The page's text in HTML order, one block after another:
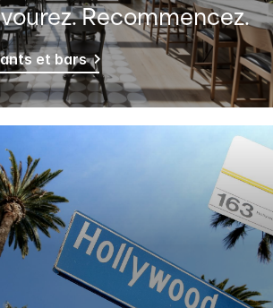
Recommencez.
et bars